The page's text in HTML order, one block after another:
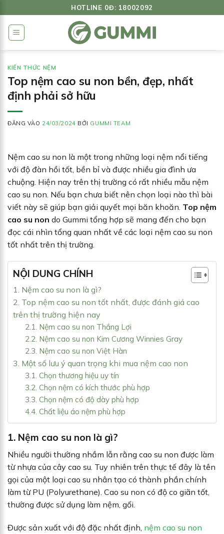
qua
dung
HOTLINE 0Đ: 18002092
KIẾN THỨC NỆM
Top nệm cao su non bền, đẹp, nhất
định phải sở hữu
ĐĂNG VÀO 24/03/2024 BỞI GUMMI TEAM
Nệm cao su non là một trong những loại nệm nổi tiếng
với độ đàn hồi tốt, bền bỉ và được nhiều gia đình ưa
chuộng. Hiện nay trên thị trường có rất nhiều mẫu nệm
cao su non. Nếu bạn chưa biết nên chọn loại nào thì bài
viết này sẽ giúp bạn giải quyết mọi băn khoăn. Top nệm
cao su non do Gummi tổng hợp sẽ mang đến cho bạn
đọc cái nhìn tổng quan nhất về các loại nệm cao su non
tốt nhất trên thị trường.
NỘI DUNG CHÍNH
1. Nệm cao su non là gì?
2. Top nệm cao su non tốt nhất, được đánh giá cao
trên thị trường hiện nay
2.1. Nệm cao su non Thắng Lợi
2.2. Nệm cao su non Kim Cương Winnies Gray
2.3. Nệm cao su non Việt Hàn
3. Một số lưu ý quan trọng khi mua nệm cao non
3.1. Chọn thương hiệu uy tín
3.2. Chọn nệm có kích thước phù hợp
3.3. Chọn nệm có độ dày phù hợp
4.4. Chất liệu áo nệm phù hợp
1. Nệm cao su non là gì?
Nhiều người thường nhầm lẫn rằng cao su non được làm
từ nhựa của cây cao su. Tuy nhiên trên thực tế đây là tên
gọi của một loại cao su nhân tạo có thành phần chính
làm từ PU (Polyurethane). Cao su non có độ co giãn tốt,
thường được sử dụng làm nệm, gối.
Được sản xuất với độ đặc nhất định, nệm cao su non